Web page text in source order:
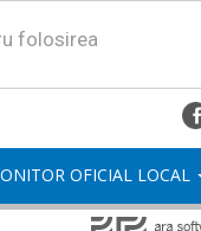
folosirea
OFICIAL LOCAL